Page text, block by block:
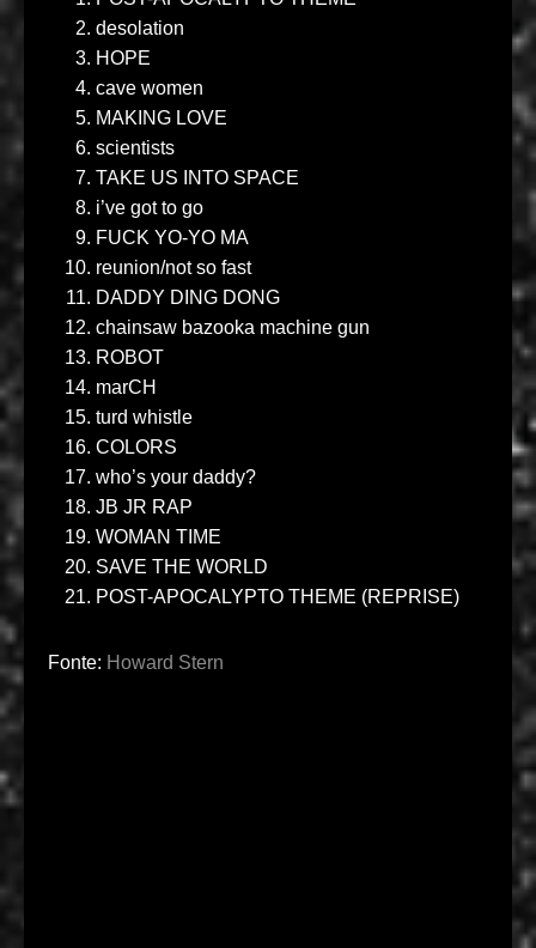
desolation
HOPE
cave women
MAKING LOVE
scientists
TAKE US INTO SPACE
i’ve got to go
FUCK YO-YO MA
reunion/not so fast
DADDY DING DONG
chainsaw bazooka machine gun
ROBOT
marCH
turd whistle
COLORS
who’s your daddy?
JB JR RAP
WOMAN TIME
SAVE THE WORLD
POST-APOCALYPTO THEME (REPRISE)
Fonte: Howard Stern